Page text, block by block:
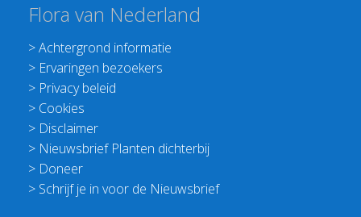
Flora van Nederland
>Achtergrond informatie
> Ervaringen bezoekers
> Privacy beleid
> Cookies
> Disclaimer
> Nieuwsbrief Planten dichterbij
> Doneer
> Schrijf je in voor de Nieuwsbrief